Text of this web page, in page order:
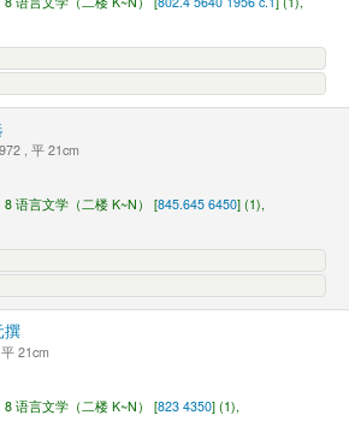
, 平 21cm
8 语言文学（二楼 K~N） [845.645 6450] (1),
撰
21cm
8 语言文学（二楼 K~N） [823 4350] (1),